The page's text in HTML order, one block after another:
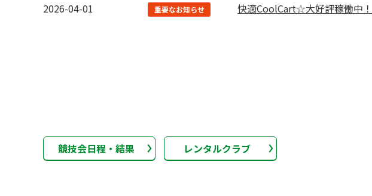
2026-04-01
重要なお知らせ 快適CoolCart☆大好評稼働中！
競技会日程・結果 レンタルクラブ